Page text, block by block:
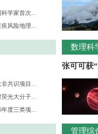
学家首次...
风险地理...
共识项目...
光大分子...
度三类项...
数理科
张可可获
管理综